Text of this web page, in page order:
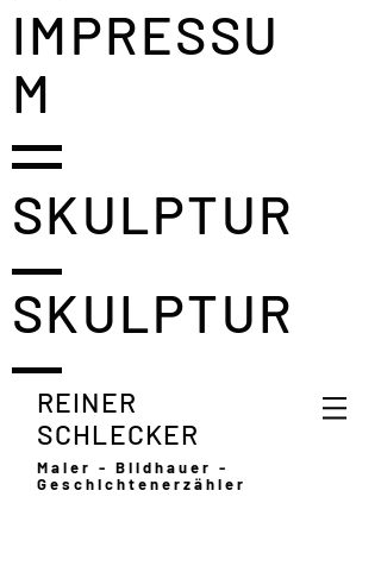
IMPRESSU
M
SKULPTUR
SKULPTUR
REINER
SCHLECKER
Maler - Bildhauer -
Geschichtenerzähler